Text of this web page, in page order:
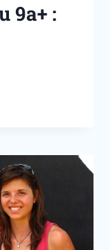
9a+ :